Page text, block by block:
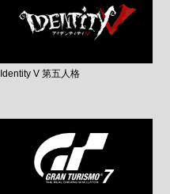
Identity V 第五人格